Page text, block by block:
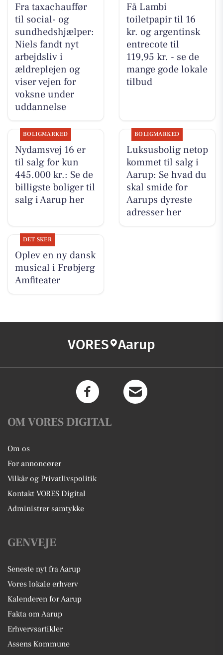
Fra taxachauffør
til social- og
sundhedshjælper:
Niels fandt nyt
arbejdsliv i
ældreplejen og
viser vejen for
voksne under
uddannelse
Få Lambi
toiletpapir til 16
kr. og argentinsk
entrecote til
119,95 kr. - se de
mange gode lokale
tilbud
BOLIGMARKED
Nydamsvej 16 er
til salg for kun
445.000 kr.: Se de
billigste boliger til
salg i Aarup her
BOLIGMARKED
Luksusbolig netop
kommet til salg i
Aarup: Se hvad du
skal smide for
Aarups dyreste
adresser her
DET SKER
Oplev en ny dansk
musical i Frøbjerg
Amfiteater
VORES Aarup
OM VORES DIGITAL
Om os
For annoncører
Vilkår og Privatlivspolitik
Kontakt VORES Digital
Administrer samtykke
GENVEJE
Seneste nyt fra Aarup
Vores lokale erhverv
Kalenderen for Aarup
Fakta om Aarup
Erhvervsartikler
Assens Kommune